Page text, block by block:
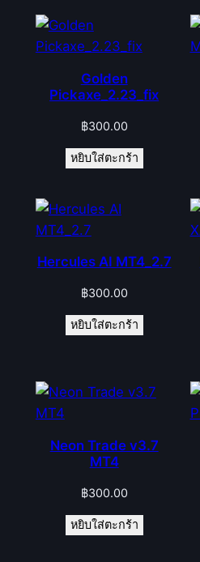
Golden
Pickaxe_2.23_fix
฿300.00
หยิบใส่ตะกร้า
Hercules AI MT4_2.7
฿300.00
หยิบใส่ตะกร้า
Neon Trade v3.7
MT4
฿300.00
หยิบใส่ตะกร้า